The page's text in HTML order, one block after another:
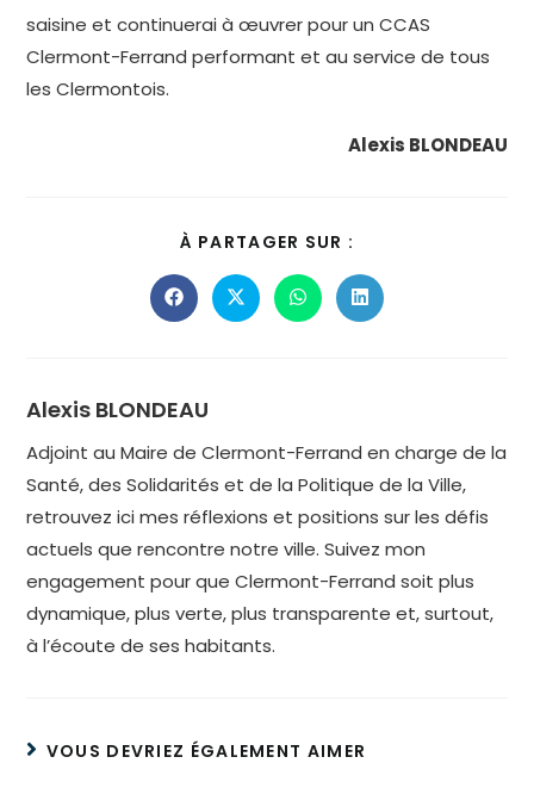
saisine et continuerai à œuvrer pour un CCAS
Clermont-Ferrand performant et au service de tous
les Clermontois.
Alexis BLONDEAU
À PARTAGER SUR :
CONTENU
Ouvrir
dans
Ouvrir
dans
Ouvrir
dans
Ouvrir
dans
Alexis BLONDEAU
Adjoint au Maire de Clermont-Ferrand en charge de la
Santé, des Solidarités et de la Politique de la Ville,
retrouvez ici mes réflexions et positions sur les défis
actuels que rencontre notre ville. Suivez mon
engagement pour que Clermont-Ferrand soit plus
dynamique, plus verte, plus transparente et, surtout,
à l’écoute de ses habitants.
VOUS DEVRIEZ ÉGALEMENT AIMER